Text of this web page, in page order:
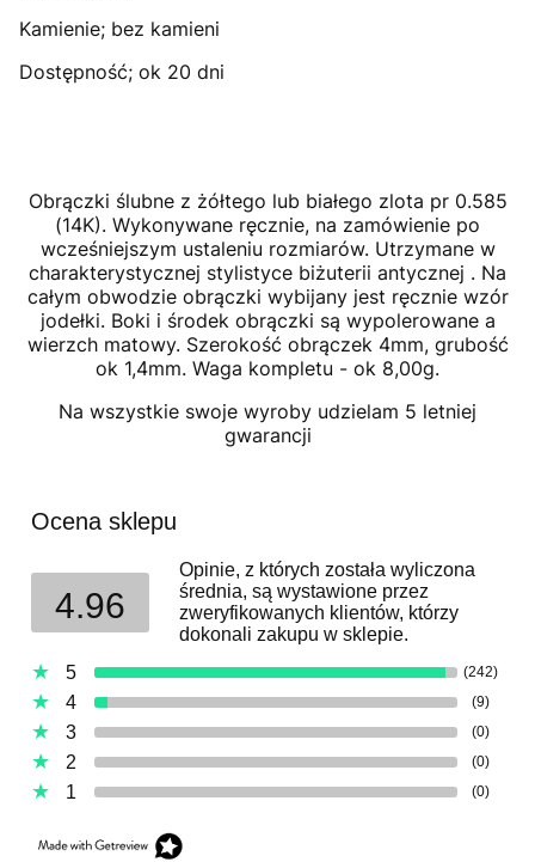
Kamienie; bez kamieni
Dostępność; ok 20 dni
Obrączki ślubne z żółtego lub białego zlota pr 0.585
(14K). Wykonywane ręcznie, na zamówienie po
wcześniejszym ustaleniu rozmiarów. Utrzymane w
charakterystycznej stylistyce biżuterii antycznej . Na
całym obwodzie obrączki wybijany jest ręcznie wzór
jodełki. Boki i środek obrączki są wypolerowane a
wierzch matowy. Szerokość obrączek 4mm, grubość
ok 1,4mm. Waga kompletu - ok 8,00g.
Na wszystkie swoje wyroby udzielam 5 letniej
gwarancji
Ocena sklepu
4.96
Opinie, z których została wyliczona
średnia, są wystawione przez
zweryfikowanych klientów, którzy
dokonali zakupu w sklepie.
5
(242)
4 (9)
3 (0)
2 (0)
1 (0)